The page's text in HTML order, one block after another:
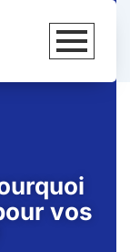
vos